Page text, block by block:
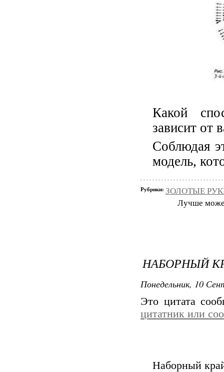
Какой
зависит от
Соблюдая
модель,
Рубрики: ЗОЛОТЫЕ
Лучше
НАБОРНЫЙ
Понедельник, 10
Это цитата
цитатник или
Наборный